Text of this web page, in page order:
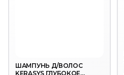
ШАМПУНЬ Д/ВОЛОС
KERASYS ГЛУБОКОЕ